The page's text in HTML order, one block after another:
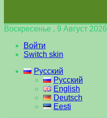
Воскресенье , 9 Август 2026
Войти
Switch skin
Русский
Русский
English
Deutsch
Eesti